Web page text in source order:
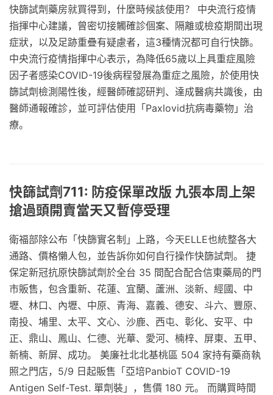
快篩試劑藥房就買得到，什麼時候該使用？ 中央流行疫情
指揮中心建議，曾密切接觸確診個案、隔離或檢疫期間出現
症狀，以及足跡重疊有疑慮者，這3種情況都可自行快篩。
中央流行疫情指揮中心表示，為降低65歲以上具重症風險
因子者感染COVID-19後病程發展為重症之風險，於使用快
篩試劑檢測陽性後，經醫師確認研判、達成醫病共識後，由
醫師通報確診，並可評估使用「Paxlovid抗病毒藥物」治
療。
快篩試劑711: 防疫保單改版 九張本周上架
搶過頭開賣當天又暫停受理
衛福部除公布「快篩實名制」上路，今天ELLE也統整各大
通路、價格懶人包，並告訴你如何自行操作快篩試劑。 捷
保定新冠抗原快篩試劑於全台 35 間配合配合信東藥局的門
市販售，包含重新、花蓮、宜蘭、蘆洲、淡新、經國、中
壢、林口、內壢、中原、青海、嘉義、德安、斗六、豐原、
南投、埔里、太平、文心、沙鹿、西屯、彰化、安平、中
正、鼎山、鳳山、仁德、光華、愛河、楠梓、屏東、五甲、
新楠、新屏、成功。 美廉社北北基桃區 504 家持有藥商執
照之門店，5/9 日起販售「亞培PanbioT COVID-19
Antigen Self-Test. 單劑裝」，售價 180 元。 而購買時間